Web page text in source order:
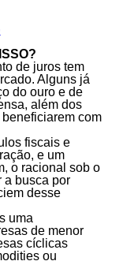
de juros tem
Alguns já
do ouro e de
além dos
com
fiscais e
e um
o racional sob o
a busca por
desse
uma
de menor
cíclicas
ou